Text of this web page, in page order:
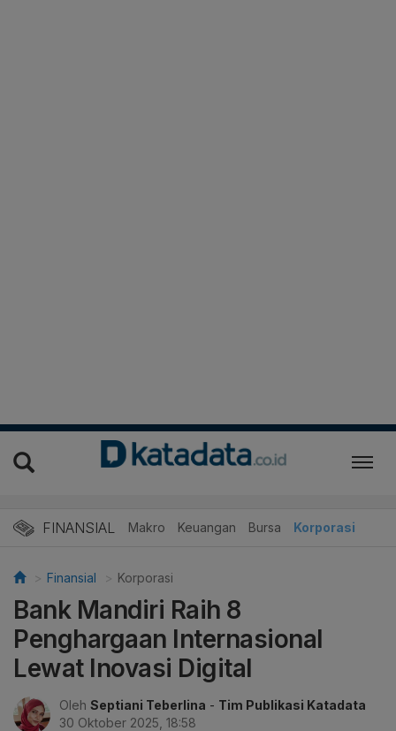
FINANSIAL Makro Keuangan Bursa Korporasi
Finansial Korporasi
Bank Mandiri Raih 8
Penghargaan Internasional
Lewat Inovasi Digital
Oleh Septiani Teberlina - Tim Publikasi Katadata
30 Oktober 2025, 18:58